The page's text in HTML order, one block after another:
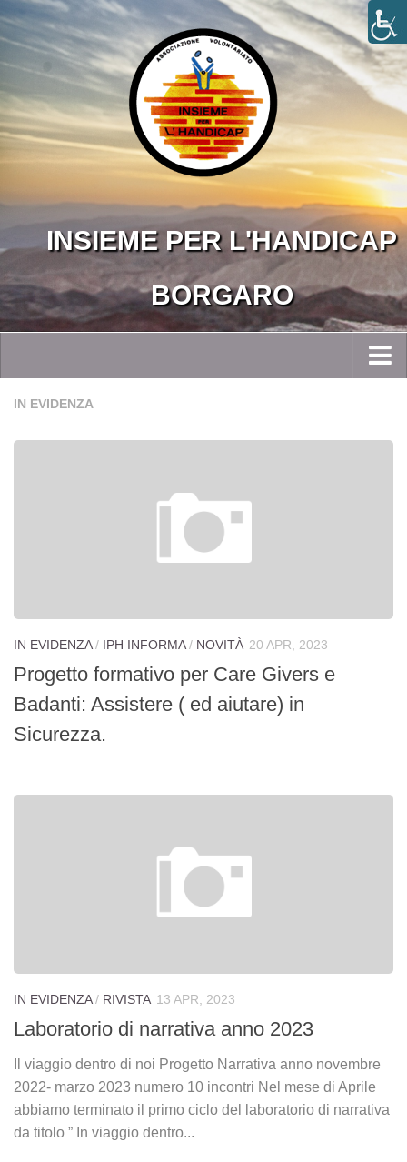
INSIEME PER L'HANDICAP
BORGARO
Rocca Canavese
SUSS Ciriè
UTIM
Attività
Sportello di ascolto
Sportello d’Ascolto per Affettività, Sessualità e Genitorialità
Foto
Video
IN EVIDENZA
IN EVIDENZA/ IPH INFORMA/ NOVITÀ 20 APR, 2023
Progetto formativo per Care Givers e
Badanti: Assistere ( ed aiutare) in
Sicurezza.
IN EVIDENZA/ RIVISTA 13 APR, 2023
Laboratorio di narrativa anno 2023
Il viaggio dentro di noi Progetto Narrativa anno novembre
2022- marzo 2023 numero 10 incontri Nel mese di Aprile
abbiamo terminato il primo ciclo del laboratorio di narrativa
da titolo ” In viaggio dentro...